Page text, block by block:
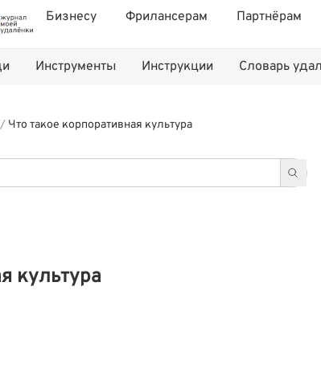
Бизнесу Фрилансерам Партнёрам
Инструменты Инструкции Словарь
/ Что такое корпоративная культура
культура